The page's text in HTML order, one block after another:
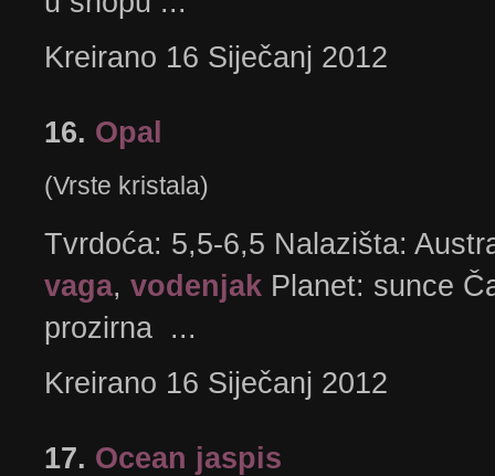
Kreirano 16 Siječanj 2012
16. Opal
(Vrste kristala)
Tvrdoća: 5,5-6,5 Nalazišta:
vaga, vodenjak Planet: sunce
prozirna ...
Kreirano 16 Siječanj 2012
17. Ocean jaspis